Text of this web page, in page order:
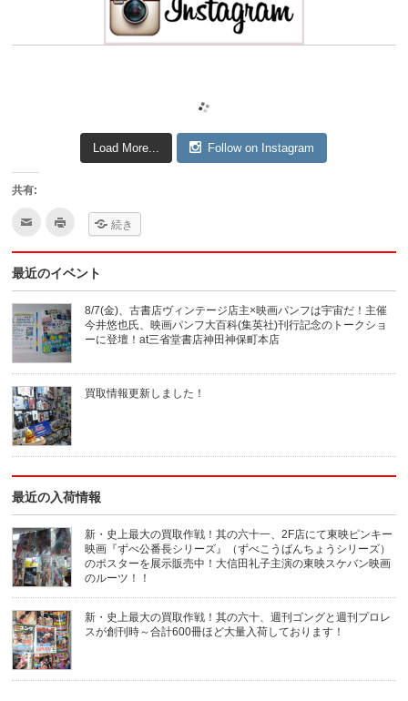
Load More... Follow on Instagram
共有:
ク
し
て
達
へ
メ
ー
ル
で
送
信
(新
し
い
ウ
ィ
ン
ド
ウ
開
き
ま
す)
ク
て
刷
(新
し
い
ウ
ィ
ン
ド
ウ
で
開
き
ま
す)
続き
最近のイベント
8/7(金)、古書店ヴィンテージ店主×映画パンフは宇宙だ！主催
今井悠也氏、映画パンフ大百科(集英社)刊行記念のトークショ
ーに登壇！at三省堂書店神田神保町本店
買取情報更新しました！
最近の入荷情報
新・史上最大の買取作戦！其の六十一、2F店にて東映ピンキー
映画『ずべ公番長シリーズ』（ずべこうばんちょうシリーズ）
のポスターを展示販売中！大信田礼子主演の東映スケバン映画
のルーツ！！
新・史上最大の買取作戦！其の六十、週刊ゴングと週刊プロレ
スが創刊時～合計600冊ほど大量入荷しております！